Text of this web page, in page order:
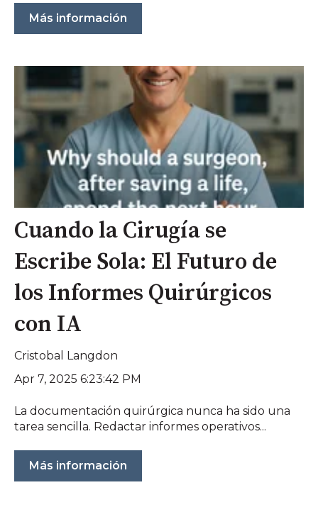
Más información
Cuando la Cirugía se
Escribe Sola: El Futuro de
los Informes Quirúrgicos
con IA
Cristobal Langdon
Apr 7, 2025 6:23:42 PM
La documentación quirúrgica nunca ha sido una
tarea sencilla. Redactar informes operativos...
Más información